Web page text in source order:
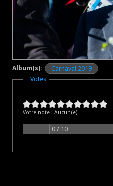
Album(s):
Carnaval 2019
Masquer
Votes
Votre note : Aucun(e)
0 / 10